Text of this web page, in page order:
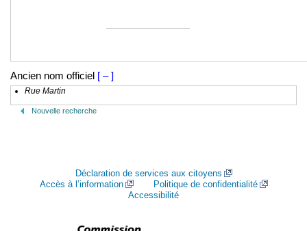
Ancien nom officiel [ – ]
Rue Martin
Nouvelle recherche
Déclaration de services aux citoyens
Accès à l’information
Politique de confidentialité
Accessibilité